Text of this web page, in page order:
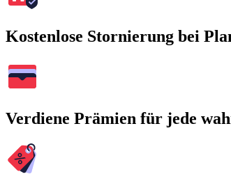
Kostenlose Stornierung bei
Verdiene Prämien für jede